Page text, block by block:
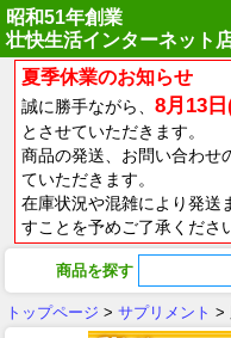
昭和51年創業
壮快生活インターネット
夏季休業のお知らせ
誠に勝手ながら、 8月13
とさせていただきます。
商品の発送、お問い合わせ
ていただきます。
在庫状況や混雑により発送
すことを予めご了承くださ
商品を探す
トップページ > サプリメント >